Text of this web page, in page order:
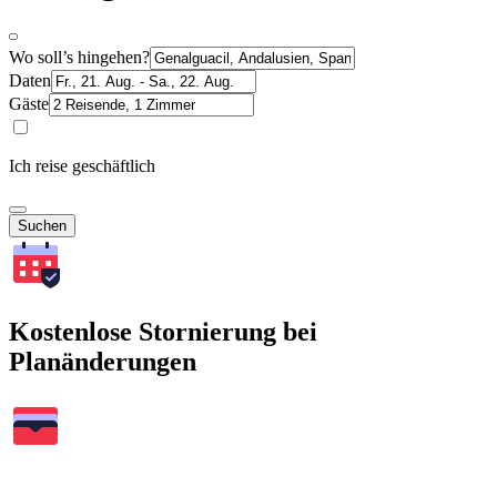
Wo soll’s hingehen?
Daten
Gäste
Ich reise geschäftlich
Suchen
Kostenlose Stornierung bei
Planänderungen